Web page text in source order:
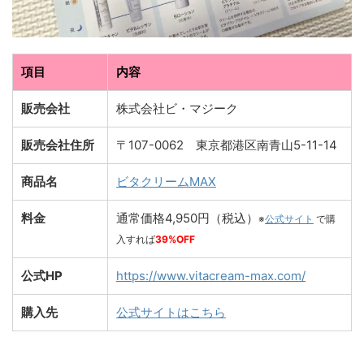
項目 内容
販売会社 株式会社ビ・マジーク
販売会社住所 〒107-0062 東京都港区南青山5-11-14
商品名 ビタクリームMAX
料金 通常価格4,950円（税込） ※公式サイト で購
入すれば39%OFF
公式HP https://www.vitacream-max.com/
購入先 公式サイトはこちら